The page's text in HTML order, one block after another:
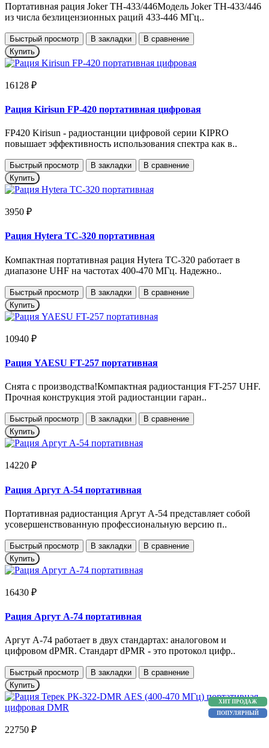
Портативная рация Joker TH-433/446Модель Joker TH-433/446
из числа безлицензионных раций 433-446 МГц..
Быстрый просмотр В закладки
В сравнение
Купить
16128 ₽
Рация Kirisun FP-420 портативная цифровая
FP420 Kirisun - радиостанции цифровой серии KIPRO
повышает эффективность использования спектра как в..
Быстрый просмотр В закладки
В сравнение
Купить
3950 ₽
Рация Hytera TC-320 портативная
Компактная портативная рация Hytera TC-320 работает в
диапазоне UHF на частотах 400-470 МГц. Надежно..
Быстрый просмотр В закладки
В сравнение
Купить
10940 ₽
Рация YAESU FT-257 портативная
Снята с производства!Компактная радиостанция FT-257 UHF.
Прочная конструкция этой радиостанции гаран..
Быстрый просмотр В закладки
В сравнение
Купить
14220 ₽
Рация Аргут А-54 портативная
Портативная радиостанция Аргут А-54 представляет собой
усовершенствованную профессиональную версию п..
Быстрый просмотр В закладки
В сравнение
Купить
16430 ₽
Рация Аргут А-74 портативная
Аргут А-74 работает в двух стандартах: аналоговом и
цифровом dPMR. Стандарт dPMR - это протокол цифр..
Быстрый просмотр В закладки
В сравнение
Купить
ХИТ ПРОДАЖ
ПОПУЛЯРНЫЙ
22750 ₽